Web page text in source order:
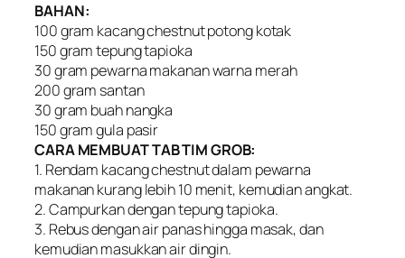
BAHAN:
100 gram kacang chestnut potong kotak
150 gram tepung tapioka
30 gram pewarna makanan warna merah
200 gram santan
30 gram buah nangka
150 gram gula pasir
CARA MEMBUAT TAB TIM GROB:
1. Rendam kacang chestnut dalam pewarna
makanan kurang lebih 10 menit, kemudian angkat.
2. Campurkan dengan tepung tapioka.
3. Rebus dengan air panas hingga masak, dan
kemudian masukkan air dingin.